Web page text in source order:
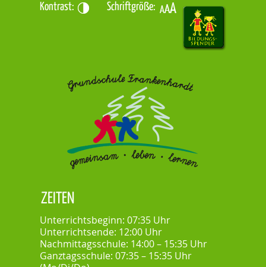
Kontrast: Schriftgröße:
ZEITEN
Unterrichtsbeginn: 07:35 Uhr
Unterrichtsende: 12:00 Uhr
Nachmittagsschule: 14:00 – 15:35 Uhr
Ganztagsschule: 07:35 – 15:35 Uhr